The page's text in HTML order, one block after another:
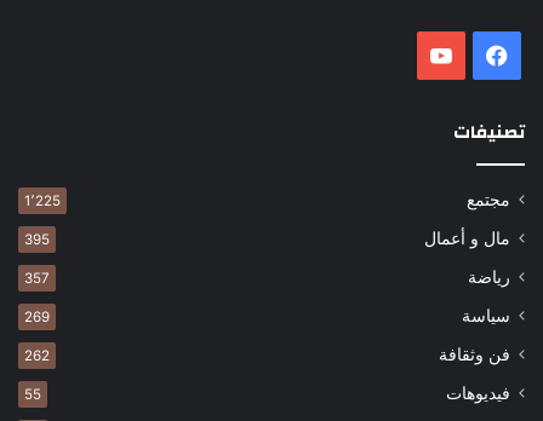
فيسبوك
تصنيفات
مجتمع 1٬225
مال و أعمال 395
رياضة 357
سياسة 269
فن وثقافة 262
فيديوهات 55